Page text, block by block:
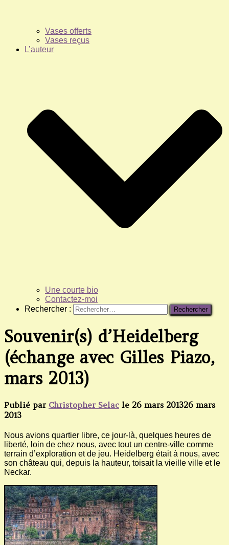
Vases offerts
Vases reçus
L’auteur
Une courte bio
Contactez-moi
Rechercher :
Souvenir(s) d’Heidelberg
(échange avec Gilles Piazo,
mars 2013)
Publié par Christopher Selac le 26 mars 201326 mars
2013
Nous avions quartier libre, ce jour-là, quelques heures de
liberté, loin de chez nous, avec tout un centre-ville comme
terrain d’exploration et de jeu. Heidelberg était à nous, avec
son château qui, depuis la hauteur, toisait la vieille ville et le
Neckar.